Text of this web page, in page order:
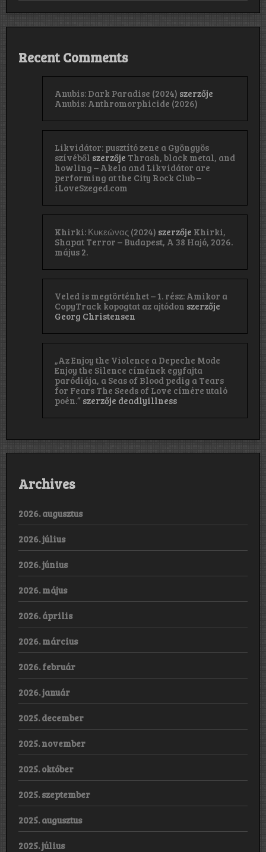
Recent Comments
Anubis: Dark Paradise (2024) szerzője
Anubis: Anthromorphicide (2026)
Likvidátor: pusztító zene a Gyöngyös
szívéből szerzője Thrash, black metal, and
howling – Akela and Likvidátor are
performing at the City Rock Club –
iLoveSzeged.com
Khirki: Κ​υ​κ​ε​ώ​ν​α​ς (2024) szerzője Khirki,
Shapat Terror – Budapest, A 38 Hajó, 2026.
május 2.
Veled is megtörténhet – 1. rész: Amikor a
CopyTrack kopogtat az ajtódon szerzője
Georg Christensen
„Az Enjoy the Violence a Depeche Mode
Enjoy the Silence címének egyfajta
paródiája, a Seas of Blood pedig a Tears
for Fears The Seeds of Love címére utaló
poén.” szerzője deadlyillness
Archives
2026. augusztus
2026. július
2026. június
2026. május
2026. április
2026. március
2026. február
2026. január
2025. december
2025. november
2025. október
2025. szeptember
2025. augusztus
2025. július